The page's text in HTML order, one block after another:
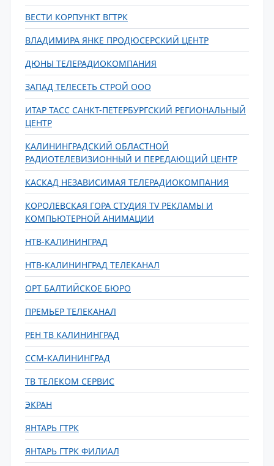
ВЕСТИ КОРПУНКТ ВГТРК
ВЛАДИМИРА ЯНКЕ ПРОДЮСЕРСКИЙ ЦЕНТР
ДЮНЫ ТЕЛЕРАДИОКОМПАНИЯ
ЗАПАД ТЕЛЕСЕТЬ СТРОЙ ООО
ИТАР ТАСС САНКТ-ПЕТЕРБУРГСКИЙ РЕГИОНАЛЬНЫЙ
ЦЕНТР
КАЛИНИНГРАДСКИЙ ОБЛАСТНОЙ
РАДИОТЕЛЕВИЗИОННЫЙ И ПЕРЕДАЮЩИЙ ЦЕНТР
КАСКАД НЕЗАВИСИМАЯ ТЕЛЕРАДИОКОМПАНИЯ
КОРОЛЕВСКАЯ ГОРА СТУДИЯ TV РЕКЛАМЫ И
КОМПЬЮТЕРНОЙ АНИМАЦИИ
НТВ-КАЛИНИНГРАД
НТВ-КАЛИНИНГРАД ТЕЛЕКАНАЛ
ОРТ БАЛТИЙСКОЕ БЮРО
ПРЕМЬЕР ТЕЛЕКАНАЛ
РЕН ТВ КАЛИНИНГРАД
ССМ-КАЛИНИНГРАД
ТВ ТЕЛЕКОМ СЕРВИС
ЭКРАН
ЯНТАРЬ ГТРК
ЯНТАРЬ ГТРК ФИЛИАЛ